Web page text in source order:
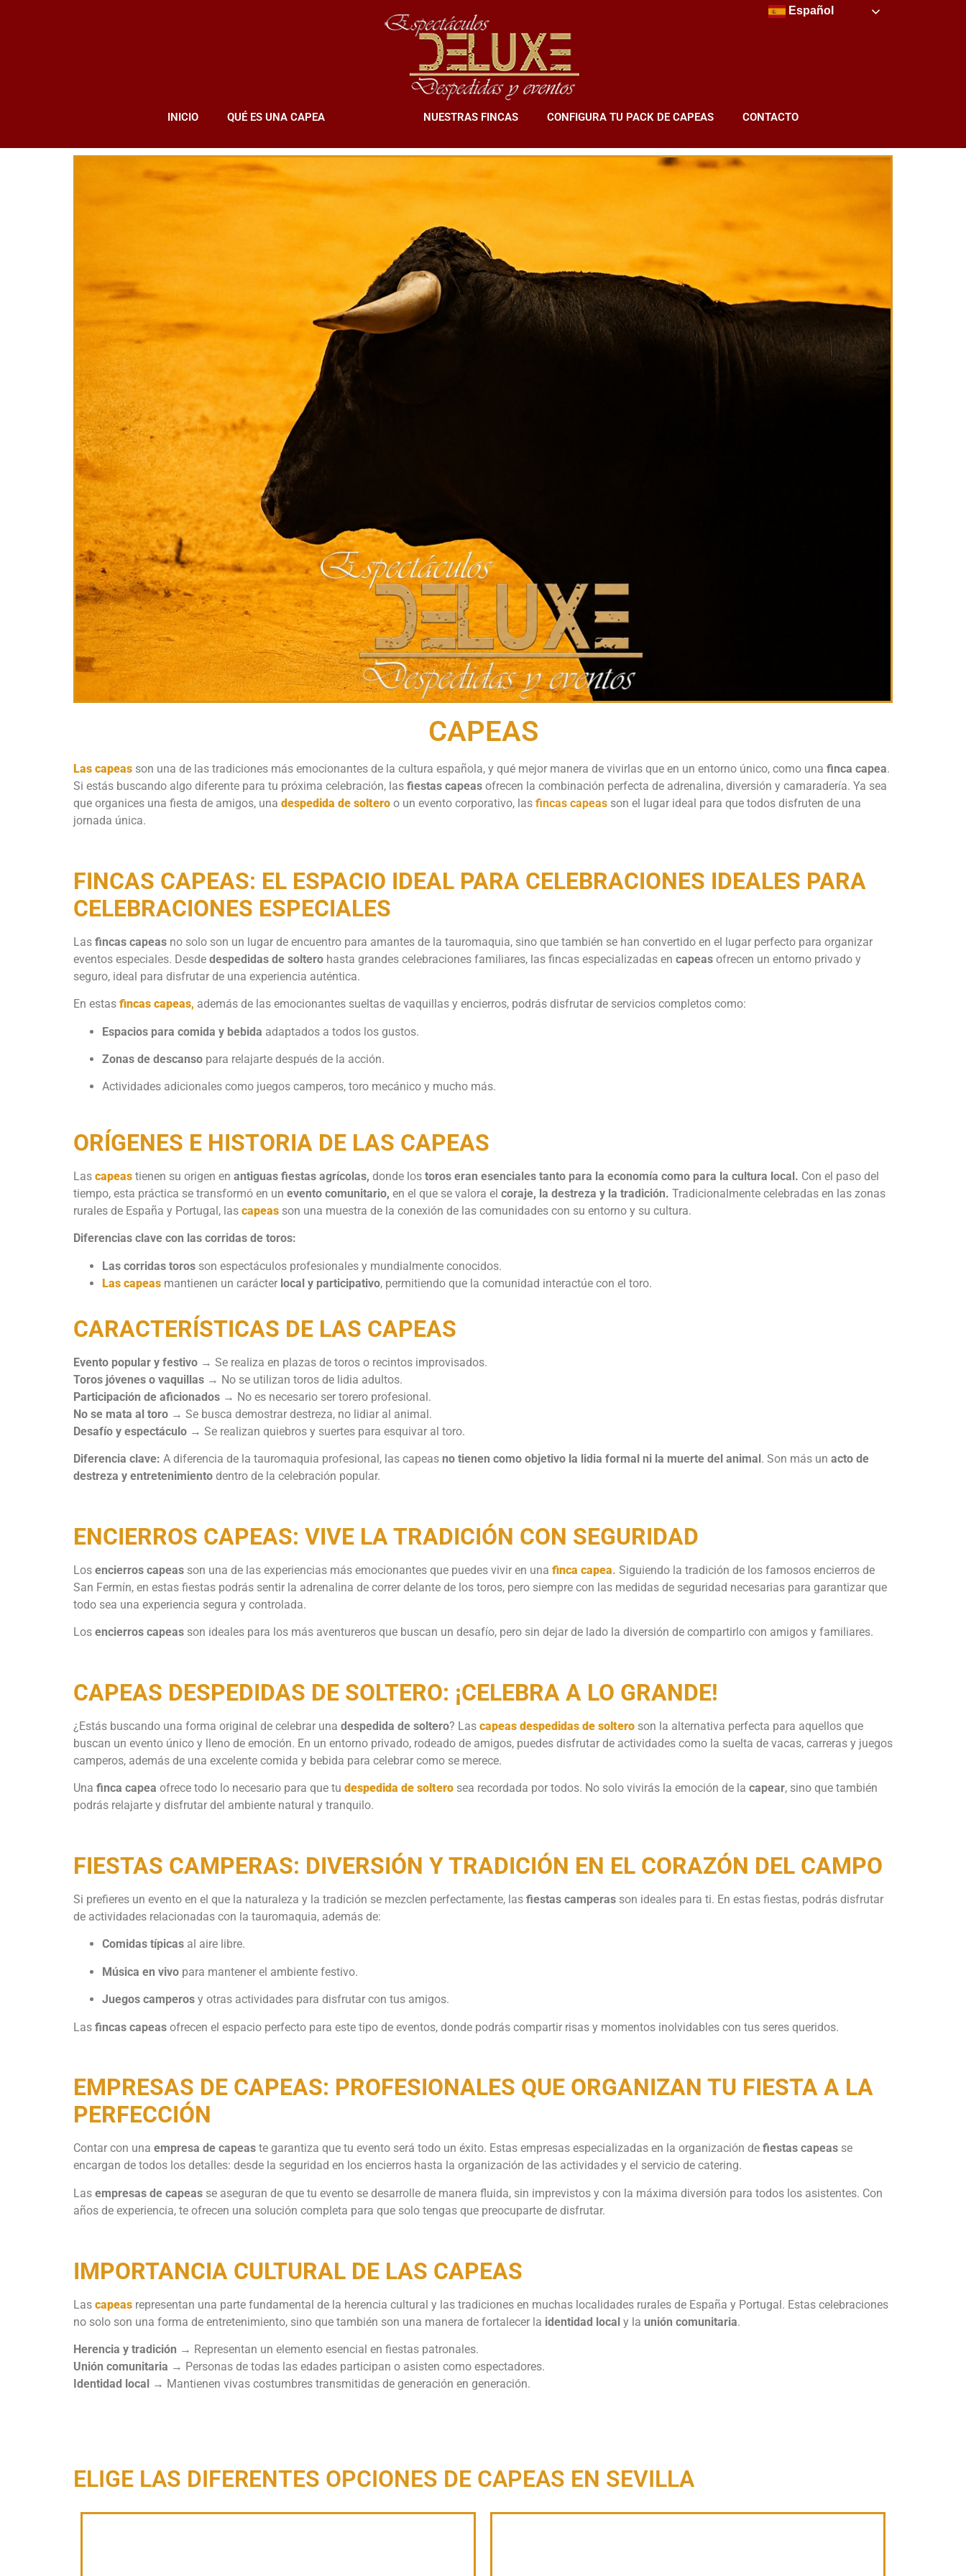
INICIO QUÉ ES UNA CAPEA NUESTRAS FINCAS CONFIGURA TU PACK DE CAPEAS CONTACTO
CAPEAS
Las capeas son una de las tradiciones más emocionantes de la cultura española, y qué mejor manera de vivirlas que en un entorno único, como una finca capea.
Si estás buscando algo diferente para tu próxima celebración, las fiestas capeas ofrecen la combinación perfecta de adrenalina, diversión y camaradería. Ya sea
que organices una fiesta de amigos, una despedida de soltero o un evento corporativo, las fincas capeas son el lugar ideal para que todos disfruten de una
jornada única.
FINCAS CAPEAS: EL ESPACIO IDEAL PARA CELEBRACIONES IDEALES PARA
CELEBRACIONES ESPECIALES
Las fincas capeas no solo son un lugar de encuentro para amantes de la tauromaquia, sino que también se han convertido en el lugar perfecto para organizar
eventos especiales. Desde despedidas de soltero hasta grandes celebraciones familiares, las fincas especializadas en capeas ofrecen un entorno privado y
seguro, ideal para disfrutar de una experiencia auténtica.
En estas fincas capeas, además de las emocionantes sueltas de vaquillas y encierros, podrás disfrutar de servicios completos como:
Espacios para comida y bebida adaptados a todos los gustos.
Zonas de descanso para relajarte después de la acción.
Actividades adicionales como juegos camperos, toro mecánico y mucho más.
ORÍGENES E HISTORIA DE LAS CAPEAS
Las capeas tienen su origen en antiguas fiestas agrícolas, donde los toros eran esenciales tanto para la economía como para la cultura local. Con el paso del
tiempo, esta práctica se transformó en un evento comunitario, en el que se valora el coraje, la destreza y la tradición. Tradicionalmente celebradas en las zonas
rurales de España y Portugal, las capeas son una muestra de la conexión de las comunidades con su entorno y su cultura.
Diferencias clave con las corridas de toros:
Las corridas toros son espectáculos profesionales y mundialmente conocidos.
Las capeas mantienen un carácter local y participativo, permitiendo que la comunidad interactúe con el toro.
CARACTERÍSTICAS DE LAS CAPEAS
Evento popular y festivo → Se realiza en plazas de toros o recintos improvisados.
Toros jóvenes o vaquillas → No se utilizan toros de lidia adultos.
Participación de aficionados → No es necesario ser torero profesional.
No se mata al toro → Se busca demostrar destreza, no lidiar al animal.
Desafío y espectáculo → Se realizan quiebros y suertes para esquivar al toro.
Diferencia clave: A diferencia de la tauromaquia profesional, las capeas no tienen como objetivo la lidia formal ni la muerte del animal. Son más un acto de
destreza y entretenimiento dentro de la celebración popular.
ENCIERROS CAPEAS: VIVE LA TRADICIÓN CON SEGURIDAD
Los encierros capeas son una de las experiencias más emocionantes que puedes vivir en una finca capea. Siguiendo la tradición de los famosos encierros de
San Fermín, en estas fiestas podrás sentir la adrenalina de correr delante de los toros, pero siempre con las medidas de seguridad necesarias para garantizar que
todo sea una experiencia segura y controlada.
Los encierros capeas son ideales para los más aventureros que buscan un desafío, pero sin dejar de lado la diversión de compartirlo con amigos y familiares.
CAPEAS DESPEDIDAS DE SOLTERO: ¡CELEBRA A LO GRANDE!
¿Estás buscando una forma original de celebrar una despedida de soltero? Las capeas despedidas de soltero son la alternativa perfecta para aquellos que
buscan un evento único y lleno de emoción. En un entorno privado, rodeado de amigos, puedes disfrutar de actividades como la suelta de vacas, carreras y juegos
camperos, además de una excelente comida y bebida para celebrar como se merece.
Una finca capea ofrece todo lo necesario para que tu despedida de soltero sea recordada por todos. No solo vivirás la emoción de la capear, sino que también
podrás relajarte y disfrutar del ambiente natural y tranquilo.
FIESTAS CAMPERAS: DIVERSIÓN Y TRADICIÓN EN EL CORAZÓN DEL CAMPO
Si prefieres un evento en el que la naturaleza y la tradición se mezclen perfectamente, las fiestas camperas son ideales para ti. En estas fiestas, podrás disfrutar
de actividades relacionadas con la tauromaquia, además de:
Comidas típicas al aire libre.
Música en vivo para mantener el ambiente festivo.
Juegos camperos y otras actividades para disfrutar con tus amigos.
Las fincas capeas ofrecen el espacio perfecto para este tipo de eventos, donde podrás compartir risas y momentos inolvidables con tus seres queridos.
EMPRESAS DE CAPEAS: PROFESIONALES QUE ORGANIZAN TU FIESTA A LA
PERFECCIÓN
Contar con una empresa de capeas te garantiza que tu evento será todo un éxito. Estas empresas especializadas en la organización de fiestas capeas se
encargan de todos los detalles: desde la seguridad en los encierros hasta la organización de las actividades y el servicio de catering.
Las empresas de capeas se aseguran de que tu evento se desarrolle de manera fluida, sin imprevistos y con la máxima diversión para todos los asistentes. Con
años de experiencia, te ofrecen una solución completa para que solo tengas que preocuparte de disfrutar.
IMPORTANCIA CULTURAL DE LAS CAPEAS
Las capeas representan una parte fundamental de la herencia cultural y las tradiciones en muchas localidades rurales de España y Portugal. Estas celebraciones
no solo son una forma de entretenimiento, sino que también son una manera de fortalecer la identidad local y la unión comunitaria.
Herencia y tradición → Representan un elemento esencial en fiestas patronales.
Unión comunitaria → Personas de todas las edades participan o asisten como espectadores.
Identidad local → Mantienen vivas costumbres transmitidas de generación en generación.
ELIGE LAS DIFERENTES OPCIONES DE CAPEAS EN SEVILLA
Español